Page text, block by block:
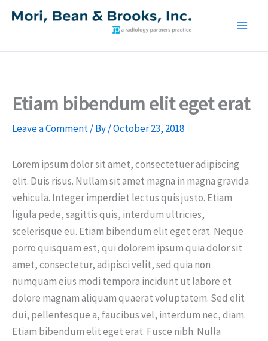
Skip
Etiam bibendum elit eget erat
Leave a Comment/ By/October 23, 2018
Lorem ipsum dolor sit amet, consectetuer adipiscing
elit. Duis risus. Nullam sit amet magna in magna gravida
vehicula. Integer imperdiet lectus quis justo. Etiam
ligula pede, sagittis quis, interdum ultricies,
scelerisque eu. Etiam bibendum elit eget erat. Neque
porro quisquam est, qui dolorem ipsum quia dolor sit
amet, consectetur, adipisci velit, sed quia non
numquam eius modi tempora incidunt ut labore et
dolore magnam aliquam quaerat voluptatem. Sed elit
dui, pellentesque a, faucibus vel, interdum nec, diam.
Etiam bibendum elit eget erat. Fusce nibh. Nulla